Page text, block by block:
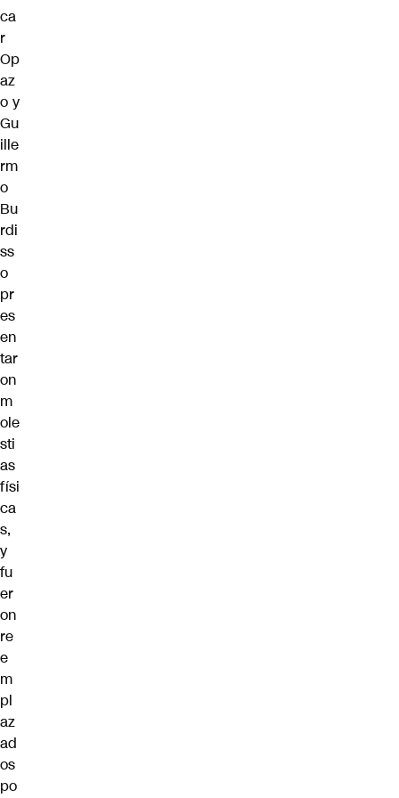
ca
r
Op
az
o y
Gu
ille
rm
o
Bu
rdi
ss
o
pr
es
en
tar
on
m
ole
sti
as
físi
ca
s,
y
fu
er
on
re
e
m
pl
az
ad
os
po